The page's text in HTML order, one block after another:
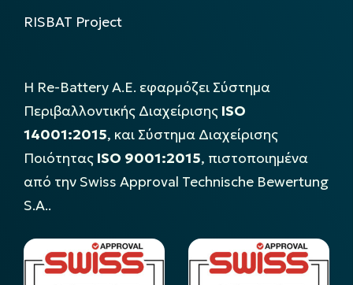
RISBAT Project
Η Re-Battery Α.Ε. εφαρμόζει Σύστημα
Περιβαλλοντικής Διαχείρισης ISO
14001:2015, και Σύστημα Διαχείρισης
Ποιότητας ISO 9001:2015, πιστοποιημένα
από την Swiss Approval Technische Bewertung
S.A..